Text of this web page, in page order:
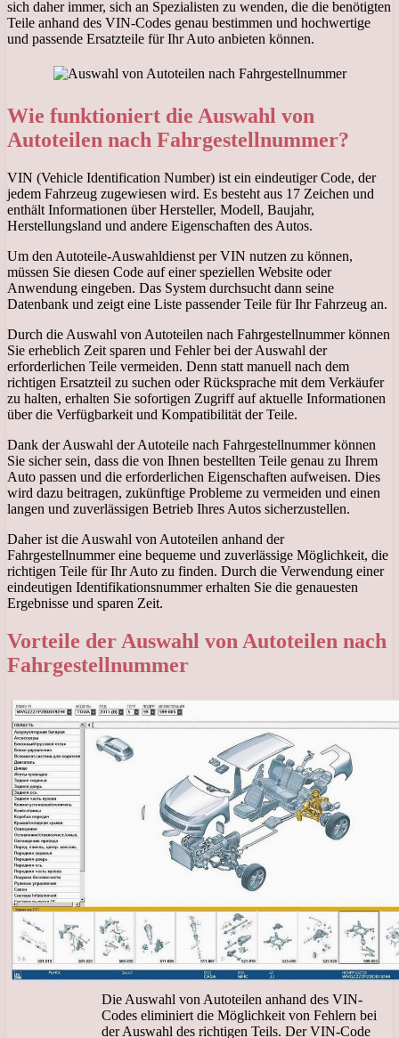
sich daher immer, sich an Spezialisten zu wenden, die die benötigten
Teile anhand des VIN-Codes genau bestimmen und hochwertige
und passende Ersatzteile für Ihr Auto anbieten können.
Wie funktioniert die Auswahl von
Autoteilen nach Fahrgestellnummer?
VIN (Vehicle Identification Number) ist ein eindeutiger Code, der
jedem Fahrzeug zugewiesen wird. Es besteht aus 17 Zeichen und
enthält Informationen über Hersteller, Modell, Baujahr,
Herstellungsland und andere Eigenschaften des Autos.
Um den Autoteile-Auswahldienst per VIN nutzen zu können,
müssen Sie diesen Code auf einer speziellen Website oder
Anwendung eingeben. Das System durchsucht dann seine
Datenbank und zeigt eine Liste passender Teile für Ihr Fahrzeug an.
Durch die Auswahl von Autoteilen nach Fahrgestellnummer können
Sie erheblich Zeit sparen und Fehler bei der Auswahl der
erforderlichen Teile vermeiden. Denn statt manuell nach dem
richtigen Ersatzteil zu suchen oder Rücksprache mit dem Verkäufer
zu halten, erhalten Sie sofortigen Zugriff auf aktuelle Informationen
über die Verfügbarkeit und Kompatibilität der Teile.
Dank der Auswahl der Autoteile nach Fahrgestellnummer können
Sie sicher sein, dass die von Ihnen bestellten Teile genau zu Ihrem
Auto passen und die erforderlichen Eigenschaften aufweisen. Dies
wird dazu beitragen, zukünftige Probleme zu vermeiden und einen
langen und zuverlässigen Betrieb Ihres Autos sicherzustellen.
Daher ist die Auswahl von Autoteilen anhand der
Fahrgestellnummer eine bequeme und zuverlässige Möglichkeit, die
richtigen Teile für Ihr Auto zu finden. Durch die Verwendung einer
eindeutigen Identifikationsnummer erhalten Sie die genauesten
Ergebnisse und sparen Zeit.
Vorteile der Auswahl von Autoteilen nach
Fahrgestellnummer
Die Auswahl von Autoteilen anhand des VIN-
Codes eliminiert die Möglichkeit von Fehlern bei
der Auswahl des richtigen Teils. Der VIN-Code